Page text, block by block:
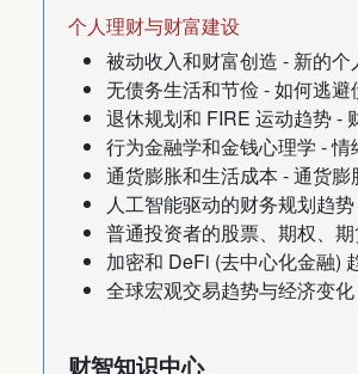
个人理财与财富建设
被动收入和财富创造 - 新的个
无债务生活和节俭 - 如何逃避
退休规划和 FIRE 运动趋势 -
行为金融学和金钱心理学 - 情
通货膨胀和生活成本 - 通货膨
人工智能驱动的财务规划趋
普通投资者的股票、期权、期
加密和 DeFi (去中心化金融)
全球宏观交易趋势与经济变化
财智知识中心